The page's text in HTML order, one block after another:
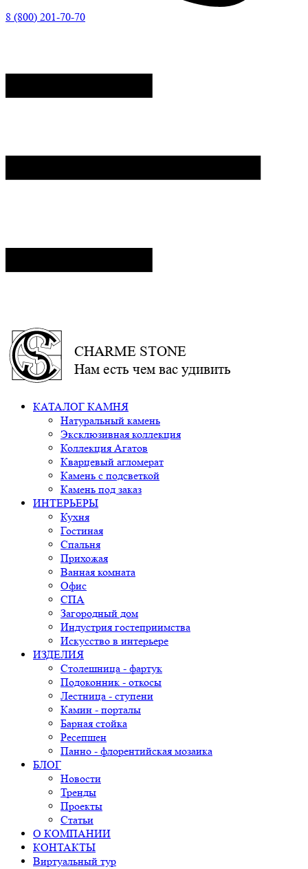
8 (800) 201-70-70
CHARME STONE
Нам есть чем вас удивить
КАТАЛОГ КАМНЯ
Натуральный камень
Эксклюзивная коллекция
Коллекция Агатов
Кварцевый агломерат
Камень с подсветкой
Камень под заказ
ИНТЕРЬЕРЫ
Кухня
Гостиная
Спальня
Прихожая
Ванная комната
Офис
СПА
Загородный дом
Индустрия гостеприимства
Искусство в интерьере
ИЗДЕЛИЯ
Столешница - фартук
Подоконник - откосы
Лестница - ступени
Камин - порталы
Барная стойка
Ресепшен
Панно - флорентийская мозаика
БЛОГ
Новости
Тренды
Проекты
Статьи
О КОМПАНИИ
КОНТАКТЫ
Виртуальный тур